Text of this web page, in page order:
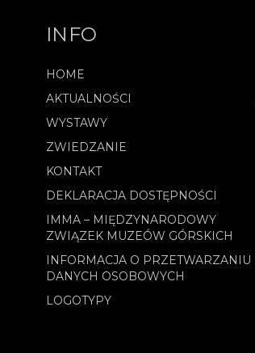
INFO
HOME
AKTUALNOŚCI
WYSTAWY
ZWIEDZANIE
KONTAKT
DEKLARACJA DOSTĘPNOŚCI
IMMA – MIĘDZYNARODOWY
ZWIĄZEK MUZEÓW GÓRSKICH
INFORMACJA O PRZETWARZANIU
DANYCH OSOBOWYCH
LOGOTYPY